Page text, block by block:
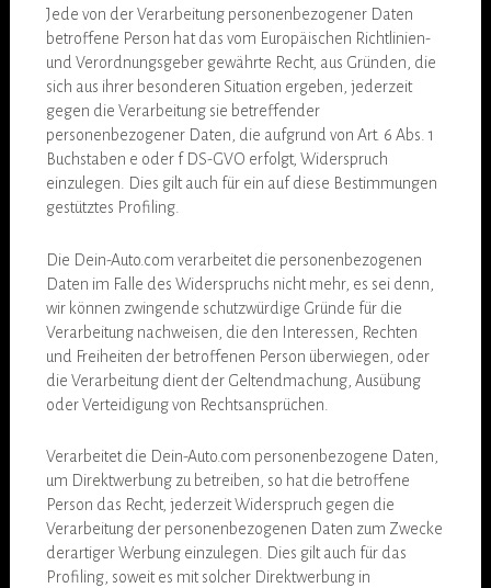
Jede von der Verarbeitung personenbezogener Daten
betroffene Person hat das vom Europäischen Richtlinien-
und Verordnungsgeber gewährte Recht, aus Gründen, die
sich aus ihrer besonderen Situation ergeben, jederzeit
gegen die Verarbeitung sie betreffender
personenbezogener Daten, die aufgrund von Art. 6 Abs. 1
Buchstaben e oder f DS-GVO erfolgt, Widerspruch
einzulegen. Dies gilt auch für ein auf diese Bestimmungen
gestütztes Profiling.
Die Dein-Auto.com verarbeitet die personenbezogenen
Daten im Falle des Widerspruchs nicht mehr, es sei denn,
wir können zwingende schutzwürdige Gründe für die
Verarbeitung nachweisen, die den Interessen, Rechten
und Freiheiten der betroffenen Person überwiegen, oder
die Verarbeitung dient der Geltendmachung, Ausübung
oder Verteidigung von Rechtsansprüchen.
Verarbeitet die Dein-Auto.com personenbezogene Daten,
um Direktwerbung zu betreiben, so hat die betroffene
Person das Recht, jederzeit Widerspruch gegen die
Verarbeitung der personenbezogenen Daten zum Zwecke
derartiger Werbung einzulegen. Dies gilt auch für das
Profiling, soweit es mit solcher Direktwerbung in